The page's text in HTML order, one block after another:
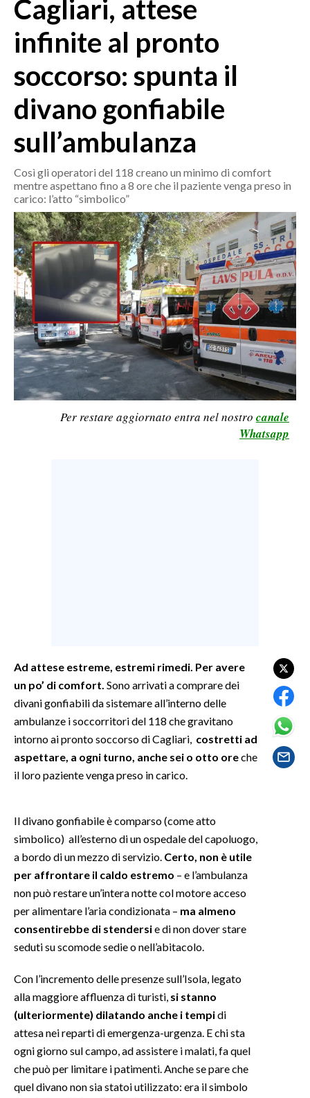
MEDIO CAMPIDANO
ORISTANO E PROVINCIA
SASSARI E PROVINCIA
NUORO E PROVINCIA
OGLIASTRA
AGENDA
ITALIA
POLITICA
ECONOMIA
SERVIZI ALLE IMPRESE
LAVORO
BANDI
SPORT IN SARDEGNA
GOSSIP
SALUTE
SARDI NEL MONDO
EVENTI
#CARAUNIONE
3 MINUTI CON
INSULARITÀ
ABBONATI
ANNUNCI
NECROLOGI
PUBBLICITÀ
SPIAGGE
STORE
Cagliari, attese
infinite al pronto
soccorso: spunta il
divano gonfiabile
sull’ambulanza
Così gli operatori del 118 creano un minimo di comfort
mentre aspettano fino a 8 ore che il paziente venga preso in
carico: l’atto “simbolico”
Per restare aggiornato entra nel nostro canale
Whatsapp
Ad attese estreme, estremi rimedi. Per avere
un po’ di comfort. Sono arrivati a comprare dei
divani gonfiabili da sistemare all’interno delle
ambulanze i soccorritori del 118 che gravitano
intorno ai pronto soccorso di Cagliari, costretti ad
aspettare, a ogni turno, anche sei o otto oreche
il loro paziente venga preso in carico.
Il divano gonfiabile è comparso (come atto
simbolico) all’esterno di un ospedale del capoluogo,
a bordo di un mezzo di servizio. Certo, non è utile
per affrontare il caldo estremo – e l’ambulanza
non può restare un’intera notte col motore acceso
per alimentare l’aria condizionata – ma almeno
consentirebbe di stendersie di non dover stare
seduti su scomode sedie o nell’abitacolo.
Con l’incremento delle presenze sull’Isola, legato
alla maggiore affluenza di turisti, si stanno
(ulteriormente) dilatando anche i tempidi
attesa nei reparti di emergenza-urgenza. E chi sta
ogni giorno sul campo, ad assistere i malati, fa quel
che può per limitare i patimenti. Anche se pare che
quel divano non sia statoi utilizzato: era il simbolo